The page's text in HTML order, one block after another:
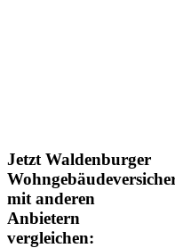
Jetzt Waldenburger
mit anderen
Anbietern
vergleichen: